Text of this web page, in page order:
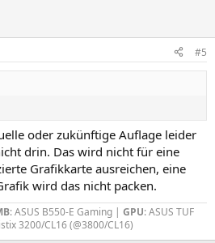
#5
oder zukünftige Auflage leider
drin. Das wird nicht für eine
Grafikkarte ausreichen, eine
wird das nicht packen.
: ASUS B550-E Gaming | GPU: ASUS TUF
3200/CL16 (@3800/CL16)